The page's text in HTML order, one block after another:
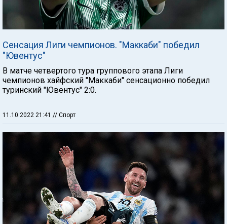
Сенсация Лиги чемпионов. "Маккаби" победил
"Ювентус"
В матче четвертого тура группового этапа Лиги
чемпионов хайфский "Маккаби" сенсационно победил
туринский "Ювентус" 2:0.
11.10.2022 21:41 // Спорт